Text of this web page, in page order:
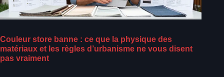
Couleur store banne : ce que la physique des
matériaux et les règles d’urbanisme ne vous disent
pas vraiment